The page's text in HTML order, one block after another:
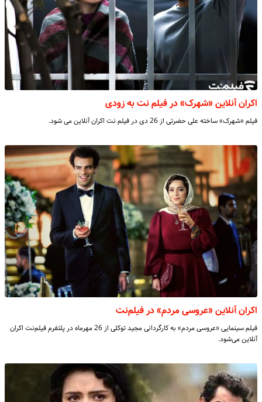
اکران آنلاین «شهرک» در فیلم نت به زودی
فیلم «شهرک» ساخته علی حضرتی از 26 دی در فیلم نت اکران آنلاین می شود.
اکران آنلاین «عروسی مردم» در فیلم‌نت
فیلم سینمایی «عروسی مردم» به کارگردانی مجید توکلی از 26 مهرماه در پلتفرم فیلم‌نت اکران
آنلاین می‌شود.